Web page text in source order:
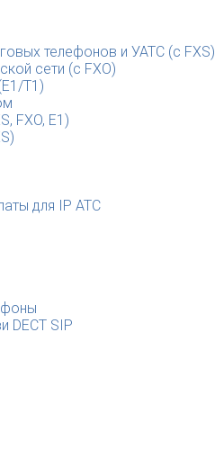
телефонов и УАТС (с FXS)
сети (с FXO)
T1)
FXO, E1)
для IP АТС
DECT SIP